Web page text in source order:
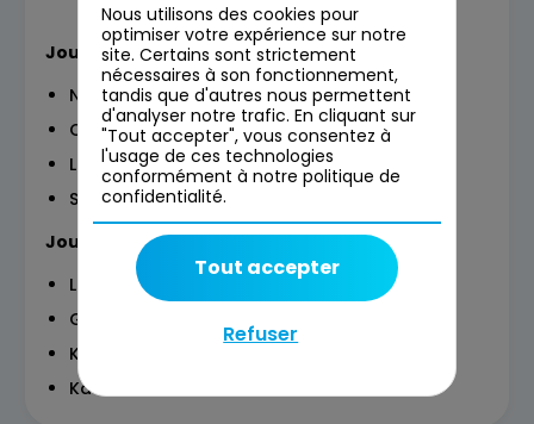
Jour 1 : Les notions élémentaires
Notions fondamentales
Consommer et produire des messages
Les concepts
Schema Registry
Jour 2 : les outils
L' infrastructure de Kafka
Gestion des erreurs
Kafka Connect
Kafka Streams
Nous utilisons des cookies pour
optimiser votre expérience sur notre
site. Certains sont strictement
nécessaires à son fonctionnement,
tandis que d'autres nous permettent
d'analyser notre trafic. En cliquant sur
"Tout accepter", vous consentez à
l'usage de ces technologies
conformément à notre politique de
confidentialité.
Refuser
Tout accepter